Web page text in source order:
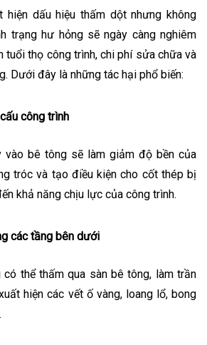
hiện dấu hiệu thấm dột nhưng không
trạng hư hỏng sẽ ngày càng nghiêm
tuổi thọ công trình, chi phí sửa chữa và
Dưới đây là những tác hại phổ biến:
công trình
vào bê tông sẽ làm giảm độ bền của
tróc và tạo điều kiện cho cốt thép bị
khả năng chịu lực của công trình.
các tầng bên dưới
thể thấm qua sàn bê tông, làm trần
hiện các vết ố vàng, loang lổ, bong